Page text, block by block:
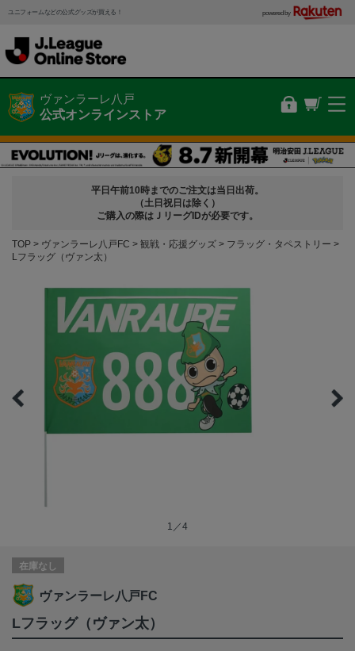
ユニフォームなどの公式グッズが買える！ powered by
ヴァンラーレ八戸
公式オンラインストア
平日午前10時までのご注文は当日出荷。
（土日祝日は除く）
ご購入の際はＪリーグIDが必要です。
TOP ヴァンラーレ八戸FC 観戦・応援グッズ
フラッグ・タペストリー
Lフラッグ（ヴァン太）
1／4
在庫なし
ヴァンラーレ八戸FC
Lフラッグ（ヴァン太）